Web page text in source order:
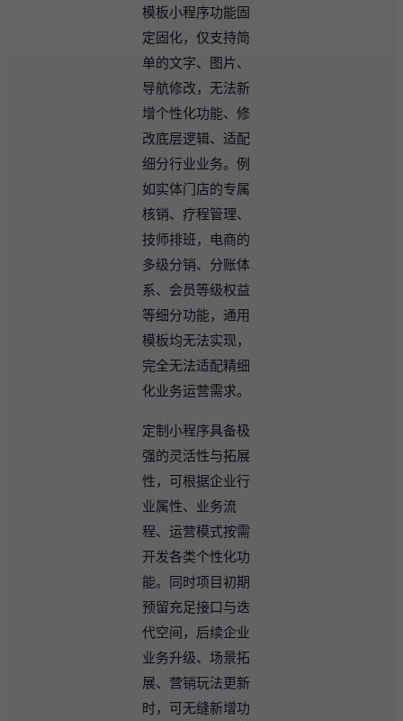
模板小程序功能固
定固化，仅支持简
单的文字、图片、
导航修改，无法新
增个性化功能、修
改底层逻辑、适配
细分行业业务。例
如实体门店的专属
核销、疗程管理、
技师排班，电商的
多级分销、分账体
系、会员等级权益
等细分功能，通用
模板均无法实现，
完全无法适配精细
化业务运营需求。
定制小程序具备极
强的灵活性与拓展
性，可根据企业行
业属性、业务流
程、运营模式按需
开发各类个性化功
能。同时项目初期
预留充足接口与迭
代空间，后续企业
业务升级、场景拓
展、营销玩法更新
时，可无缝新增功